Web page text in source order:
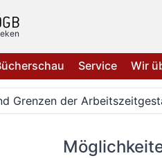
Service Wir
Grenzen der